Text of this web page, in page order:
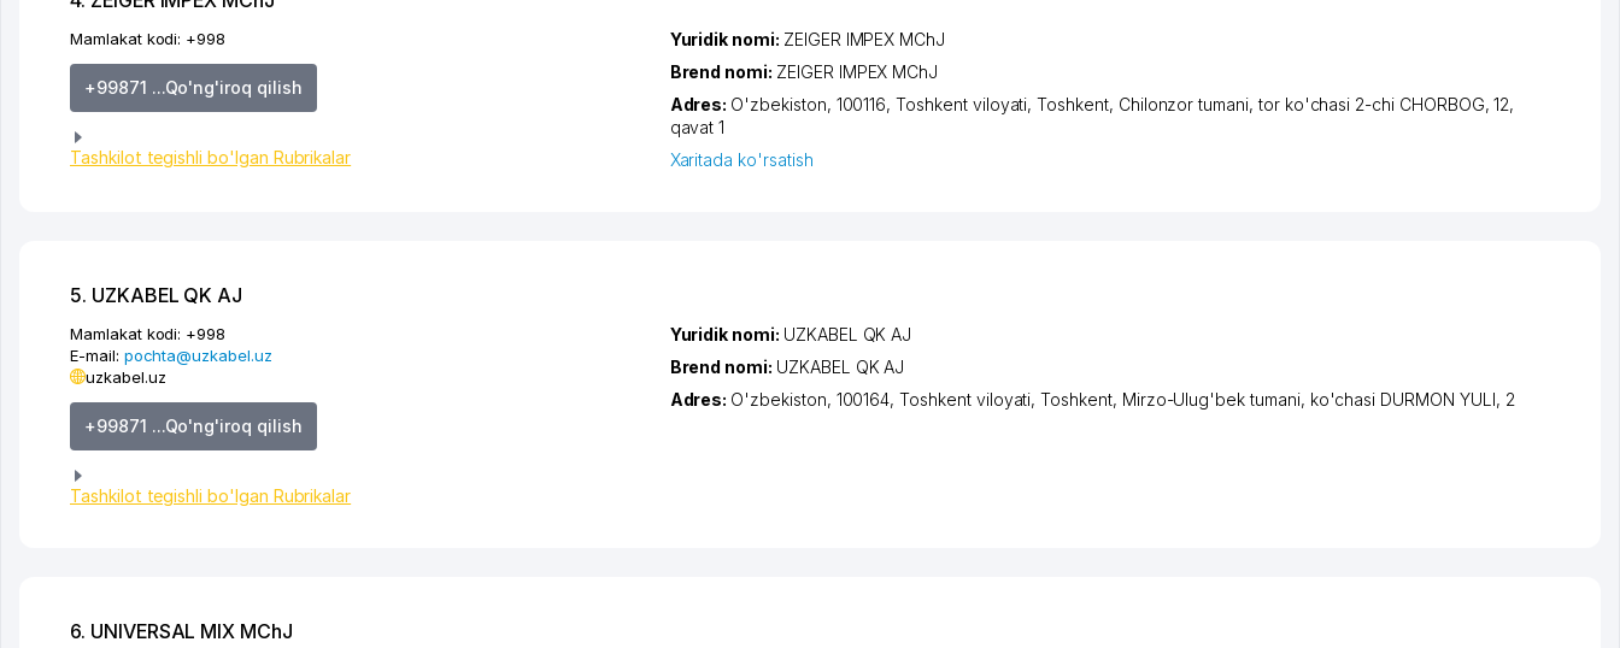
Mamlakat kodi: +998
+99871 ...Qo'ng'iroq qilish
Tashkilot tegishli bo'lgan Rubrikalar
Yuridik nomi: ZEIGER IMPEX MChJ
Brend nomi: ZEIGER IMPEX MChJ
Adres: O'zbekiston, 100116,Toshkent viloyati,Toshkent, Chilonzor tumani,tor ko'chasi 2-chi CHORBOG, 12,
qavat 1
Xaritada ko'rsatish
5. UZKABEL QK AJ
Mamlakat kodi: +998
E-mail: pochta@uzkabel.uz
uzkabel.uz
+99871 ...Qo'ng'iroq qilish
Tashkilot tegishli bo'lgan Rubrikalar
Yuridik nomi: UZKABEL QK AJ
Brend nomi: UZKABEL QK AJ
Adres: O'zbekiston, 100164,Toshkent viloyati,Toshkent, Mirzo-Ulug'bek tumani, ko'chasi DURMON YULI, 2
6. UNIVERSAL MIX MChJ